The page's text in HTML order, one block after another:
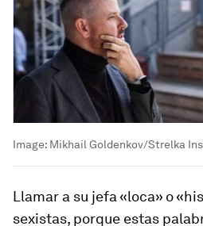
Image: Mikhail Goldenkov/Strelka
Llamar a su jefa «loca» o
sexistas, porque estas